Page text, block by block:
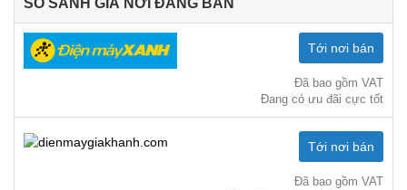
SO SÁNH GIÁ NƠI ĐANG BÁN
Tới nơi bán
Đã bao gồm VAT
Đang có ưu đãi cực tốt
Tới nơi bán
Đã bao gồm VAT